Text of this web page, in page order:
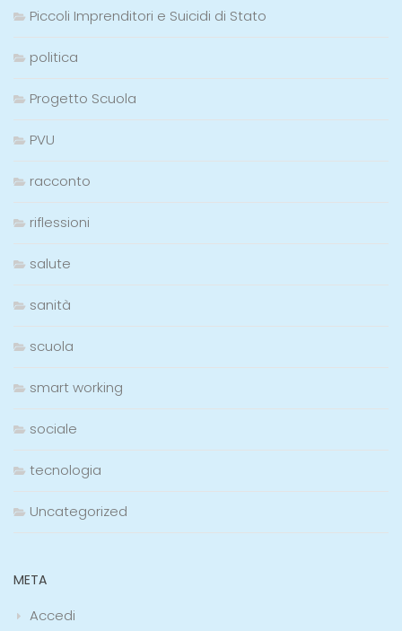
Piccoli Imprenditori e Suicidi di Stato
politica
Progetto Scuola
PVU
racconto
riflessioni
salute
sanità
scuola
smart working
sociale
tecnologia
Uncategorized
META
Accedi